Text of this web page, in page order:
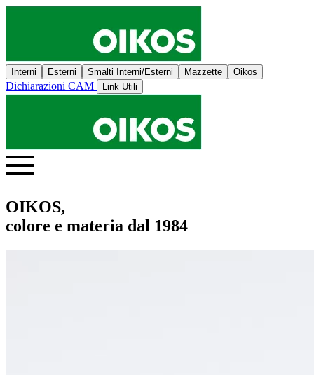
Interni Esterni Smalti Interni/Esterni Mazzette Oikos
Dichiarazioni CAM Link Utili
OIKOS,
colore e materia dal 1984